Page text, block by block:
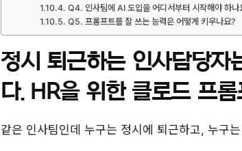
Q4. 인사팀에 AI 도입을 어디서부터 시작해야 하나
Q5. 프롬프트를 잘 쓰는 능력은 어떻게 키우나요?
정시 퇴근하는 인사담당자
다. HR을 위한 클로드 프
같은 인사팀인데 누구는 정시에 퇴근하고, 누구